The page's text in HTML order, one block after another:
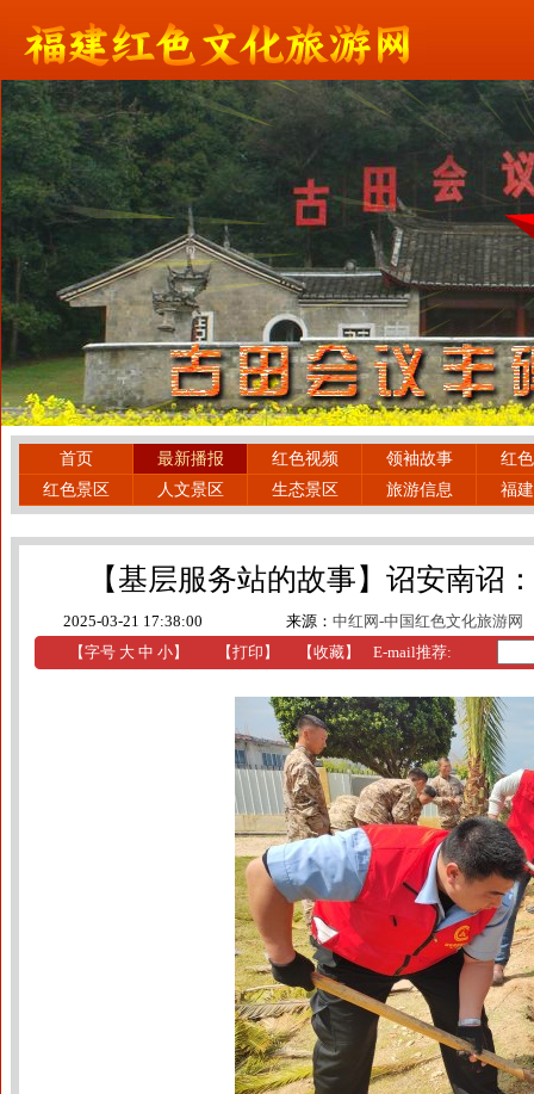
首页 最新播报 红色视频 领袖故事
红
红色景区
人文景区 生态景区 旅游信息 福
【基层服务站的故事】诏安南诏
2025-03-21 17:38:00 来源： 中红网-中国红色文化旅游网
【字号 大 中 小】 【打印 】 【收藏】 E-mail推荐: